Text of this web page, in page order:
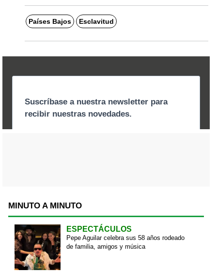
Países Bajos Esclavitud
MINUTO A MINUTO
ESPECTÁCULOS
Pepe Aguilar celebra sus 58 años rodeado
de familia, amigos y música